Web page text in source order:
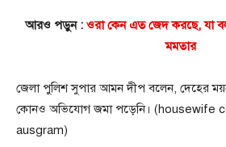
আরও পড়ুন : ওরা কেন এত জেদ করছে, যা
মমতার
জেলা পুলিশ সুপার আমন দীপ বলেন, দেহের
কোনও অভিযোগ জমা পড়েনি। (housewife
ausgram)